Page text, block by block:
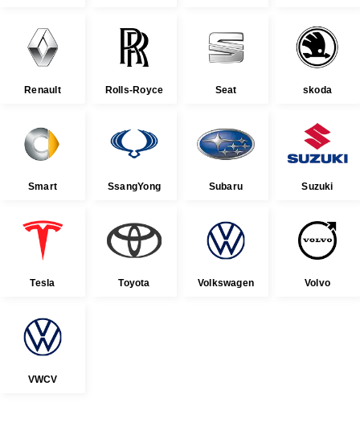
Renault Rolls-Royce Seat skoda
Smart SsangYong Subaru Suzuki
Tesla Toyota Volkswagen Volvo
VWCV